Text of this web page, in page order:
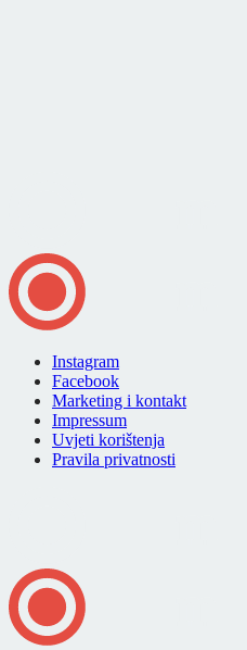
Instagram
Facebook
Marketing i kontakt
Impressum
Uvjeti korištenja
Pravila privatnosti